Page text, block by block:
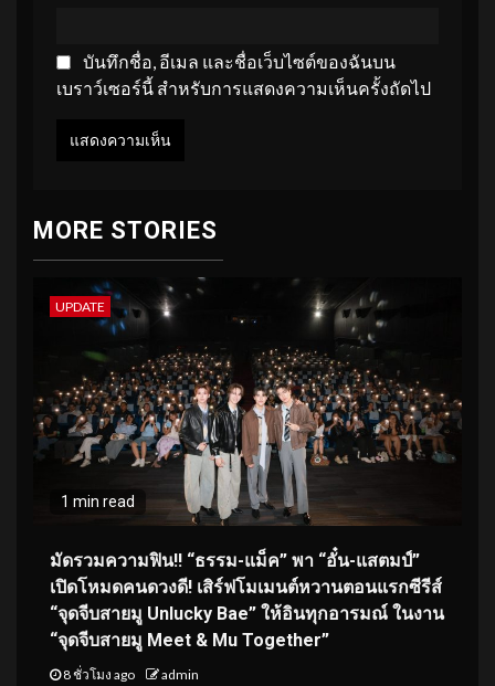
บันทึกชื่อ, อีเมล และชื่อเว็บไซต์ของฉันบน
เบราว์เซอร์นี้ สำหรับการแสดงความเห็นครั้งถัดไป
MORE STORIES
UPDATE
1 min read
มัดรวมความฟิน!! “ธรรม-แม็ค” พา “อั๋น-แสตมป์”
เปิดโหมดคนดวงดี! เสิร์ฟโมเมนต์หวานตอนแรกซีรีส์
“จุดจีบสายมู Unlucky Bae” ให้อินทุกอารมณ์ ในงาน
“จุดจีบสายมู Meet & Mu Together”
8 ชั่วโมง ago admin